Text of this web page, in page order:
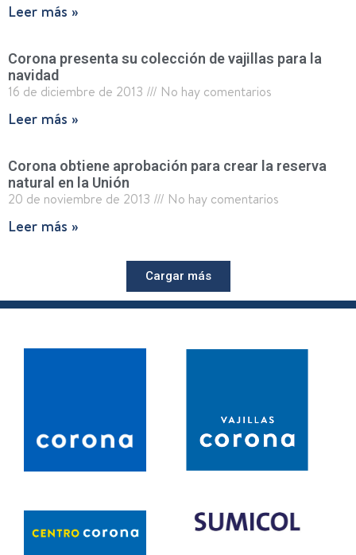
Leer más »
Corona presenta su colección de vajillas para la
navidad
16 de diciembre de 2013 No hay comentarios
Leer más »
Corona obtiene aprobación para crear la reserva
natural en la Unión
20 de noviembre de 2013 No hay comentarios
Leer más »
Cargar más